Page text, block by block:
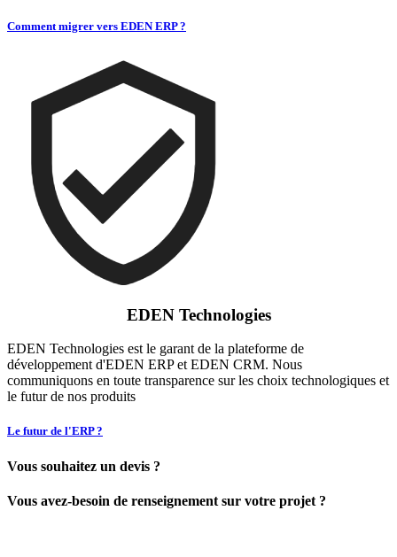
Comment migrer vers EDEN ERP ?
EDEN Technologies
EDEN Technologies est le garant de la plateforme de
développement d'EDEN ERP et EDEN CRM. Nous
communiquons en toute transparence sur les choix technologiques et
le futur de nos produits
Le futur de l'ERP ?
Vous souhaitez un devis ?
Vous avez-besoin de renseignement sur votre projet ?